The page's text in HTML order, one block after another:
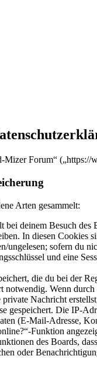
Forum“ („https://
Arten gesammelt:
deinem Besuch des
In diesen Cookies
ungelesen; sofern du
und eine
die du bei der
notwendig. Wenn
Nachricht
gespeichert. Die IP-
(E-Mail-Adresse,
Funktion
des Boards,
oder